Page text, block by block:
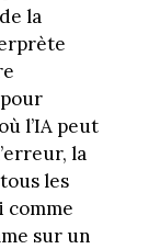
la
l’IA peut
la
les
comme
sur un